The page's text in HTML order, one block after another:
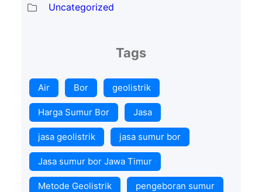
Uncategorized
Tags
Air Bor geolistrik
Harga Sumur Bor Jasa
jasa geolistrik jasa sumur bor
Jasa sumur bor Jawa Timur
Metode Geolistrik pengeboran sumur